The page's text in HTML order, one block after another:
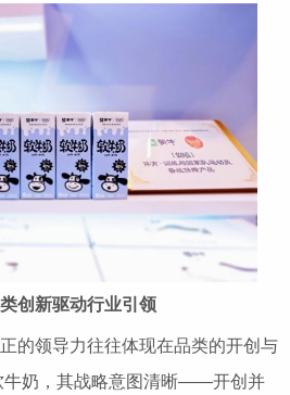
创新驱动行业引领
的领导力往往体现在品类的开创与
牛奶，其战略意图清晰——开创并